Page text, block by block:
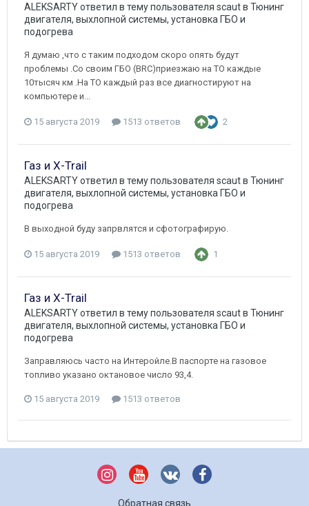
ALEKSARTYответил в тему пользователя scautв Тюнинг
двигателя, выхлопной системы, установка ГБО и
подогрева
Я думаю ,что с таким подходом скоро опять будут
проблемы .Со своим ГБО (BRC)приезжаю на ТО каждые
10тысяч км .На ТО каждый раз все диагностируют на
компьютере и...
15 августа 2019 1513 ответов 2
Газ и X-Trail
ALEKSARTYответил в тему пользователя scautв Тюнинг
двигателя, выхлопной системы, установка ГБО и
подогрева
В выходной буду запрвлятся и сфотографирую.
15 августа 2019 1513 ответов 1
Газ и X-Trail
ALEKSARTYответил в тему пользователя scautв Тюнинг
двигателя, выхлопной системы, установка ГБО и
подогрева
Заправляюсь часто на Интеройле.В паспорте на газовое
топливо указано октановое число 93,4.
15 августа 2019 1513 ответов
Обратная связь